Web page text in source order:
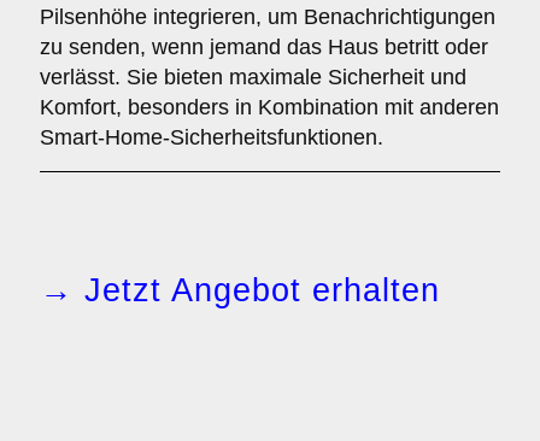
Pilsenhöhe integrieren, um Benachrichtigungen
zu senden, wenn jemand das Haus betritt oder
verlässt. Sie bieten maximale Sicherheit und
Komfort, besonders in Kombination mit anderen
Smart-Home-Sicherheitsfunktionen.
→ Jetzt Angebot erhalten